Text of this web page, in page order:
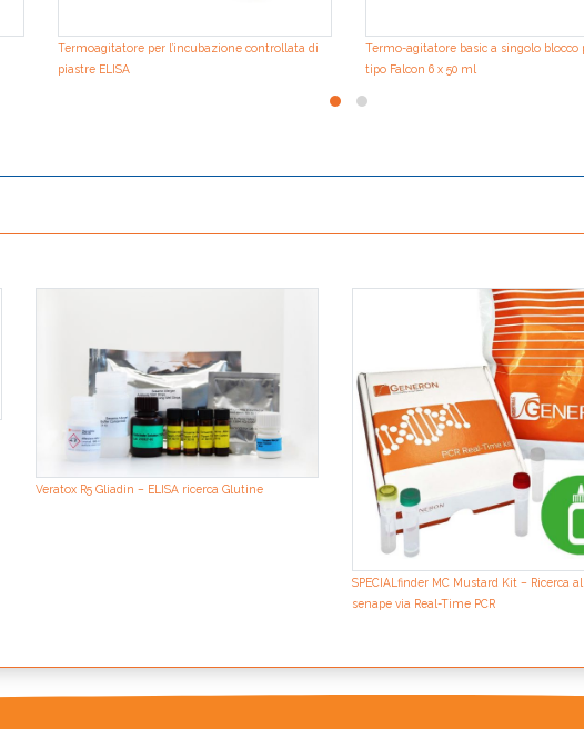
Termoagitatore per l’incubazione controllata di
piastre ELISA
Termo-agitatore basic a singolo blocco
tipo Falcon 6 x 50 ml
Veratox R5 Gliadin – ELISA ricerca Glutine
SPECIALfinder MC Mustard Kit – Ricerca
senape via Real-Time PCR